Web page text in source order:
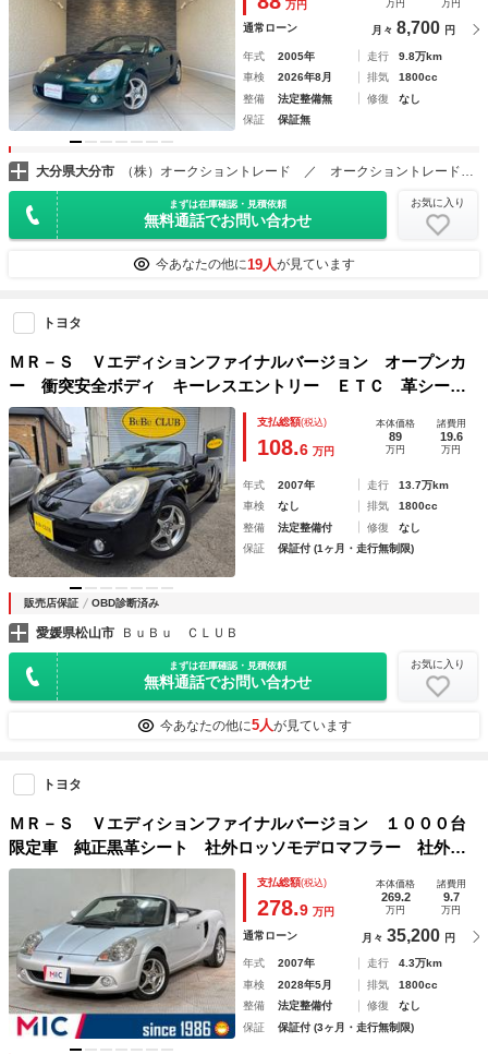
万円 万円 万円
通常ローン 月々 8,700 円
年式 2005年 走行
9.8万km
車検
2026年8月 排気
1800cc
整備
法定整備無 修復
なし
保証
保証無
大分県大分市 （株）オークショントレード ／ オークショントレードプラス
まずは在庫確認・見積依頼
無料通話でお問い合わせ
お気に入り
今あなたの他に19人が見ています
トヨタ
ＭＲ－Ｓ Ｖエディションファイナルバージョン オープンカ
ー 衝突安全ボディ キーレスエントリー ＥＴＣ 革シー
ト メモリーナビ 修復歴なし ブラックＭカラー パワース
テアリング
支払総額(税込)
108.6 万円
本体価格
89
万円
諸費用
19.6
万円
年式 2007年 走行
13.7万km
車検
なし 排気
1800cc
整備
法定整備付 修復
なし
保証
保証付 (1ヶ月・走行無制限)
販売店保証 OBD診断済み
愛媛県松山市 ＢｕＢｕ ＣＬＵＢ
まずは在庫確認・見積依頼
無料通話でお問い合わせ
お気に入り
今あなたの他に5人が見ています
トヨタ
ＭＲ－Ｓ Ｖエディションファイナルバージョン １０００台
限定車 純正黒革シート 社外ロッソモデロマフラー 社外シ
フトノブ ハードトップ・ソフトトップ ＥＴＣ ＭＴ キー
レスエントリー 純正アルミホイール（Ｆ１５・Ｆ１６）エア
支払総額(税込)
278.9 万円
本体価格
269.2
万円
諸費用
9.7
万円
通常ローン 月々 35,200 円
年式 2007年 走行
4.3万km
車検
2028年5月 排気
1800cc
整備
法定整備付 修復
なし
保証
保証付 (3ヶ月・走行無制限)